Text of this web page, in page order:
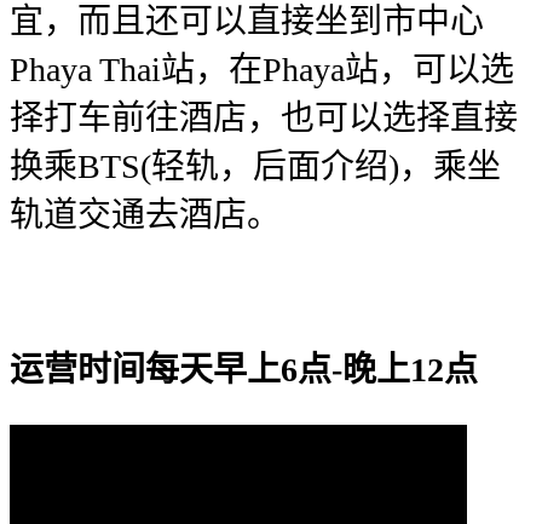
宜，而且还可以直接坐到市中心
Phaya Thai站，在Phaya站，可以选
择打车前往酒店，也可以选择直接
换乘BTS(轻轨，后面介绍)，乘坐
轨道交通去酒店。
运营时间每天早上6点-晚上12点